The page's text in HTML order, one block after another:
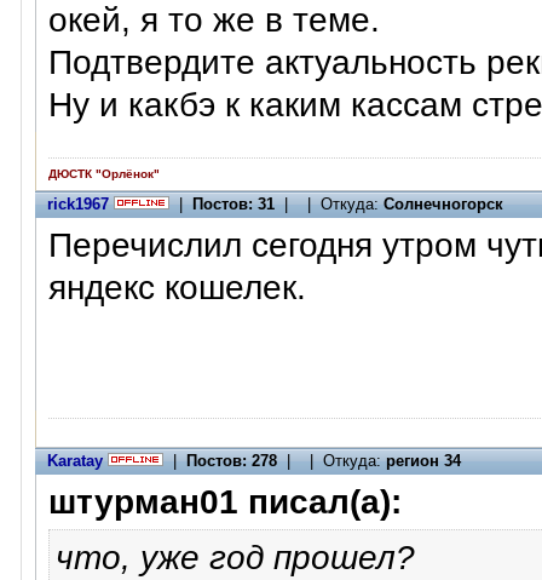
окей, я то же в теме.
Подтвердите актуальность
Ну и какбэ к каким кассам
ДЮСТК "Орлёнок"
rick1967 |Постов: 31| | Откуда:Солнечногорск
Перечислил сегодня утром
яндекс кошелек.
Karatay |Постов: 278| | Откуда:регион 34
штурман01 писал(а):
что, уже год прошел?